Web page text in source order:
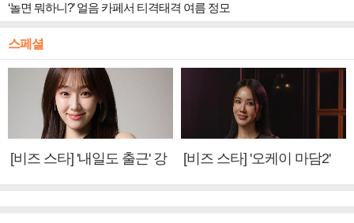
‘놀면 뭐하니?’ 얼음 카페서 티격태격 여름 정모
스페셜
[비즈 스타] '내일도 출근' 강
[비즈 스타] '오케이 마담2'